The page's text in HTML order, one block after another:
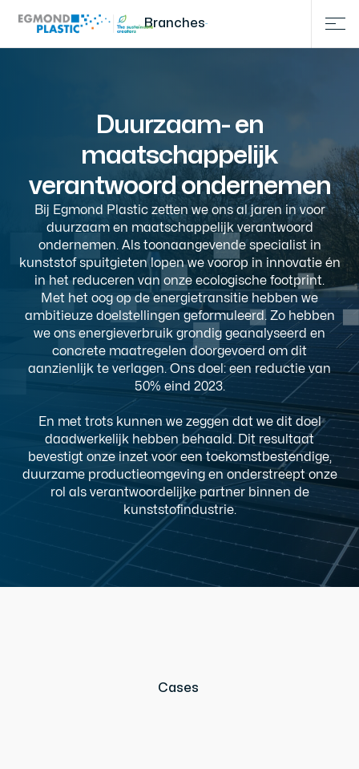
Branches
Cases
Duurzaam- en
maatschappelijk
verantwoord ondernemen
Bij Egmond Plastic zetten we ons al jaren in voor
duurzaam en maatschappelijk verantwoord
ondernemen. Als toonaangevende specialist in
kunststof spuitgieten lopen we voorop in innovatie én
in het reduceren van onze ecologische footprint.
Met het oog op de energietransitie hebben we
ambitieuze doelstellingen geformuleerd. Zo hebben
we ons energieverbruik grondig geanalyseerd en
concrete maatregelen doorgevoerd om dit
aanzienlijk te verlagen. Ons doel: een reductie van
50% eind 2023.
En met trots kunnen we zeggen dat we dit doel
daadwerkelijk hebben behaald. Dit resultaat
bevestigt onze inzet voor een toekomstbestendige,
duurzame productieomgeving en onderstreept onze
rol als verantwoordelijke partner binnen de
kunststofindustrie.